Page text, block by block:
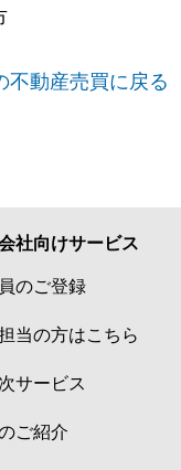
不動産売買に戻る
社向けサービス
のご登録
当の方はこちら
サービス
ご紹介